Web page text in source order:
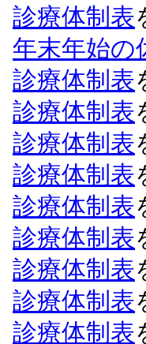
診療体制表
年末年始の
診療体制表
診療体制表
診療体制表
診療体制表
診療体制表
診療体制表
診療体制表
診療体制表
診療体制表